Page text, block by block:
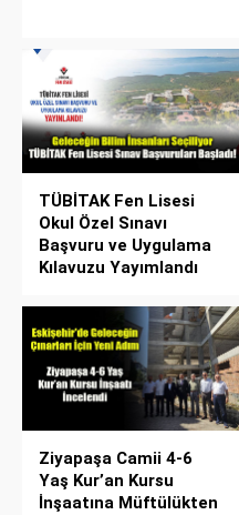
TÜBİTAK Fen Lisesi
Okul Özel Sınavı
Başvuru ve Uygulama
Kılavuzu Yayımlandı
Ziyapaşa Camii 4-6
Yaş Kur’an Kursu
İnşaatına Müftülükten